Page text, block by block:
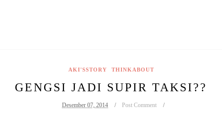
AKI'SSTORY THINKABOUT
GENGSI JADI SUPIR TAKSI??
Desember 07, 2014 Post Comment